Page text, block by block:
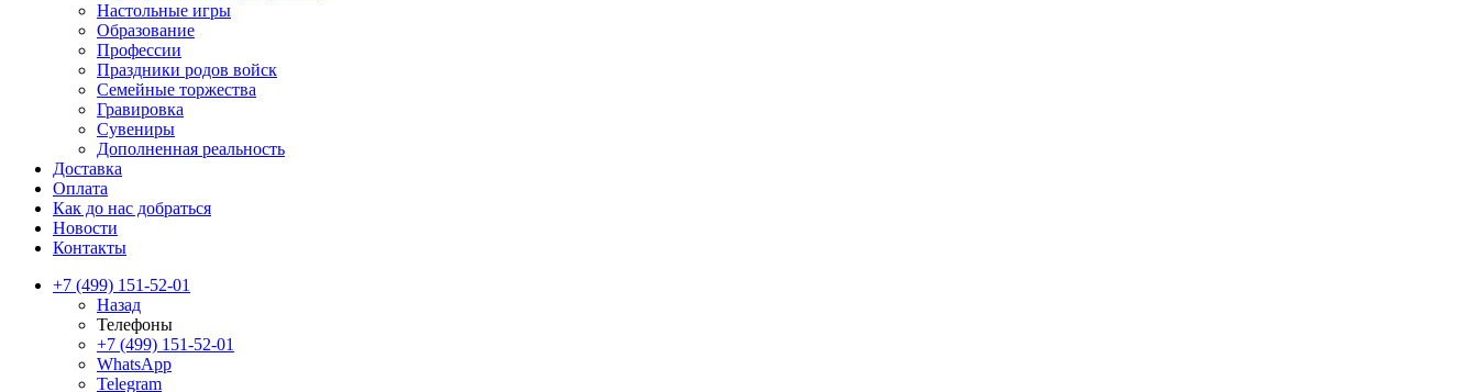
Настольные игры
Образование
Профессии
Праздники родов войск
Семейные торжества
Гравировка
Сувениры
Дополненная реальность
Доставка
Оплата
Как до нас добраться
Новости
Контакты
+7 (499) 151-52-01
Назад
Телефоны
+7 (499) 151-52-01
WhatsApp
Telegram